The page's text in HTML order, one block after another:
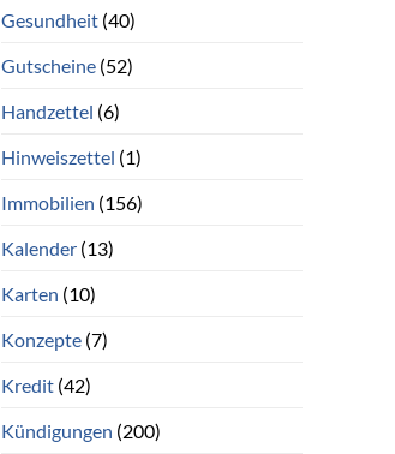
Gesundheit(40)
Gutscheine(52)
Handzettel (6)
Hinweiszettel (1)
Immobilien (156)
Kalender(13)
Karten (10)
Konzepte(7)
Kredit(42)
Kündigungen (200)